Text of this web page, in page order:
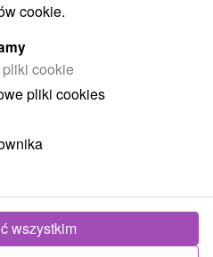
cookie.
cookie
pliki cookies
wszystkim